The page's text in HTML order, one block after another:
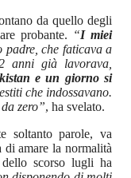
da quello degli
probante. “I miei
padre, che faticava a
anni già lavorava,
e un giorno si
che indossavano.
zero”, ha svelato.
soltanto parole, va
amare la normalità
scorso lugli ha